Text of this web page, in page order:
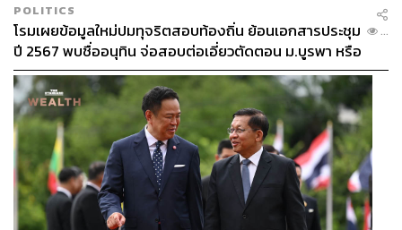
POLITICS
โรมเผยข้อมูลใหม่ปมทุจริตสอบท้องถิ่น ย้อนเอกสารประชุม
ปี 2567 พบชื่ออนุทิน จ่อสอบต่อเอี่ยวตัดตอน ม.บูรพา หรือ
ไม่
...